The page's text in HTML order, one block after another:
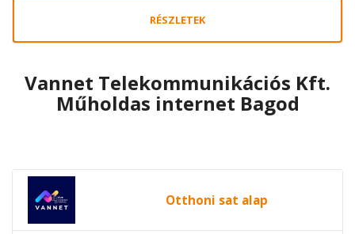
RÉSZLETEK
Vannet Telekommunikációs Kft.
Műholdas internet Bagod
Otthoni sat alap